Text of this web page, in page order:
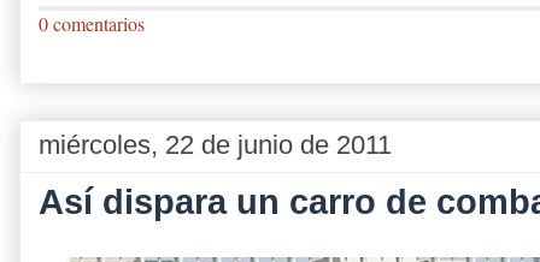
0 comentarios
miércoles, 22 de junio de 2011
Así dispara un carro de